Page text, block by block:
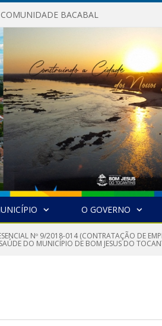
BACABAL
O GOVERNO
Nº 9/2018-014 (CONTRATAÇÃO DE
DO MUNICÍPIO DE BOM JESUS DO